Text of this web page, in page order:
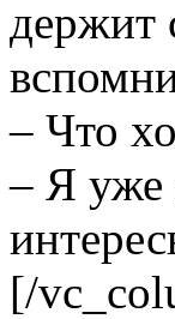
держит
– Что
– Я уже
[/